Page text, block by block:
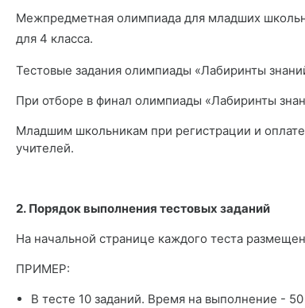
Межпредметная олимпиада для младших
для 4 класса.
Тестовые задания олимпиады «Лабиринты
При отборе в финал олимпиады «Лабиринты
Младшим школьникам при регистрации и
учителей.
2. Порядок выполнения тестовых заданий
На начальной странице каждого теста
ПРИМЕР:
В тесте 10 заданий. Время на выполнение -